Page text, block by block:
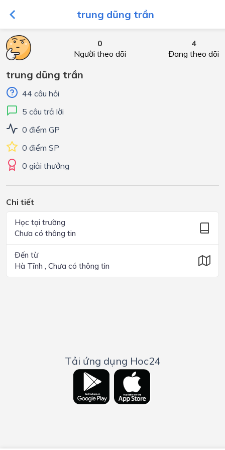
trung dũng trần
0
Người theo dõi
4
Đang theo dõi
trung dũng trần
44 câu hỏi
5 câu trả lời
0 điểm GP
0 điểm SP
0 giải thưởng
Chi tiết
Học tại trường
Chưa có thông tin
Đến từ
Hà Tĩnh , Chưa có thông tin
Tải ứng dụng Hoc24